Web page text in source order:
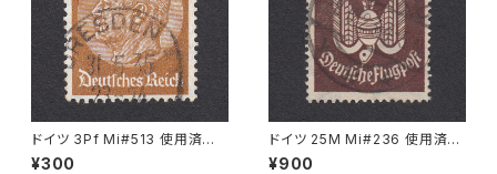
ドイツ 3Pf Mi#513 使用済み
切手｜DRESDEN 31.5.1935
¥300
ドイツ 25M Mi#236 使用済み
切手｜BRESLAU 8.6.1923
¥900